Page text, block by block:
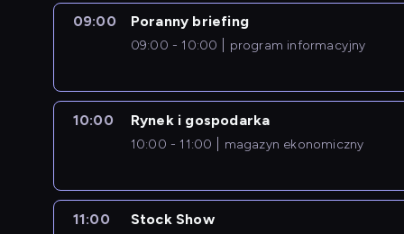
09:00 Poranny briefing
09:00 - 10:00 program informacyjny
10:00 Rynek i gospodarka
10:00 - 11:00 magazyn ekonomiczny
11:00 Stock Show